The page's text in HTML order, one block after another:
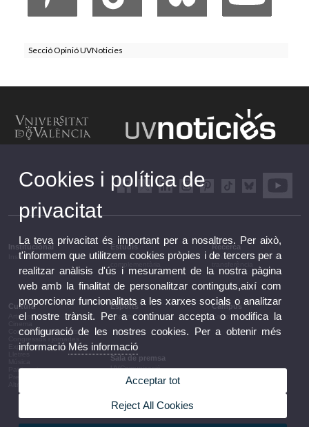
Secció Opinió UVNoticies
Institucional
Institucional
Estudis
Estudis i formació
Recerca
Recerca, innovació i
Cultura
Arts escèniques
Conferències i debats
Congressos i jornades
Exposicions
Patrimoni
Esports
Esports
Campus
Campus
Sala de premsa
UVComunicació
Notes de premsa
Agenda de govern
Informació corporativa
Cookies i política de
privacitat
La teva privacitat és important per a nosaltres. Per això,
t'informem que utilitzem cookies pròpies i de tercers per a
realitzar anàlisis d'ús i mesurament de la nostra pàgina
web amb la finalitat de personalitzar continguts,així com
proporcionar funcionalitats a les xarxes socials o analitzar
el nostre trànsit. Per a continuar accepta o modifica la
configuració de les nostres cookies. Per a obtenir més
informació Més informació
Acceptar tot
Reject All Cookies